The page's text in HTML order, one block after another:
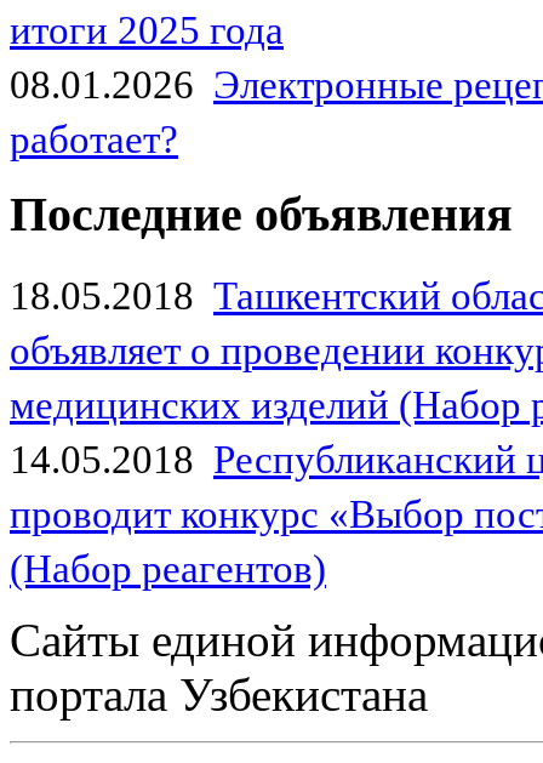
итоги 2025 года
08.01.2026 Электронные
работает?
Последние объявления
18.05.2018 Ташкентский
объявляет о проведении
медицинских изделий (Набор
14.05.2018
проводит конкурс «Выбор
(Набор реагентов)
Сайты единой
портала Узбекистана